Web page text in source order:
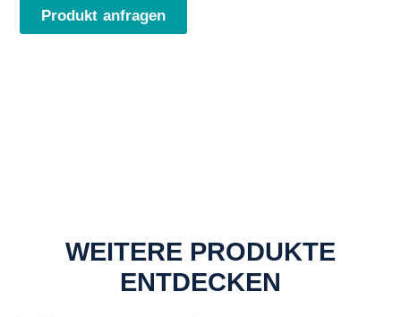
Produkt anfragen
WEITERE PRODUKTE
ENTDECKEN